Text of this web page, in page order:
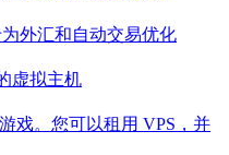
外汇和自动交易优化
虚拟主机
戏。您可以租用 VPS，并